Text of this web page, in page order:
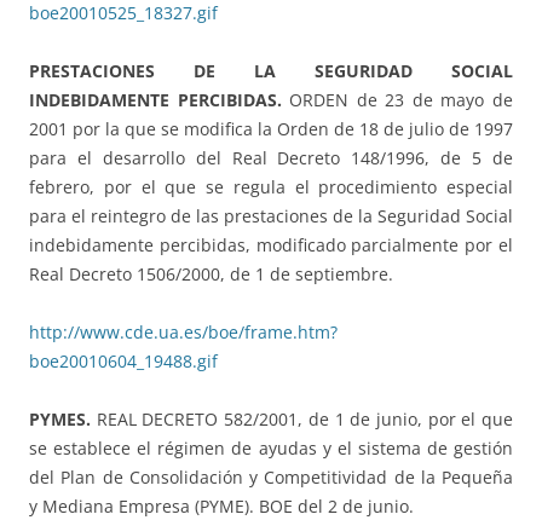
boe20010525_18327.gif
PRESTACIONES DE LA SEGURIDAD SOCIAL
INDEBIDAMENTE PERCIBIDAS. ORDEN de 23 de mayo de
2001 por la que se modifica la Orden de 18 de julio de 1997
para el desarrollo del Real Decreto 148/1996, de 5 de
febrero, por el que se regula el procedimiento especial
para el reintegro de las prestaciones de la Seguridad Social
indebidamente percibidas, modificado parcialmente por el
Real Decreto 1506/2000, de 1 de septiembre.
http://www.cde.ua.es/boe/frame.htm?
boe20010604_19488.gif
PYMES. REAL DECRETO 582/2001, de 1 de junio, por el que
se establece el régimen de ayudas y el sistema de gestión
del Plan de Consolidación y Competitividad de la Pequeña
y Mediana Empresa (PYME). BOE del 2 de junio.